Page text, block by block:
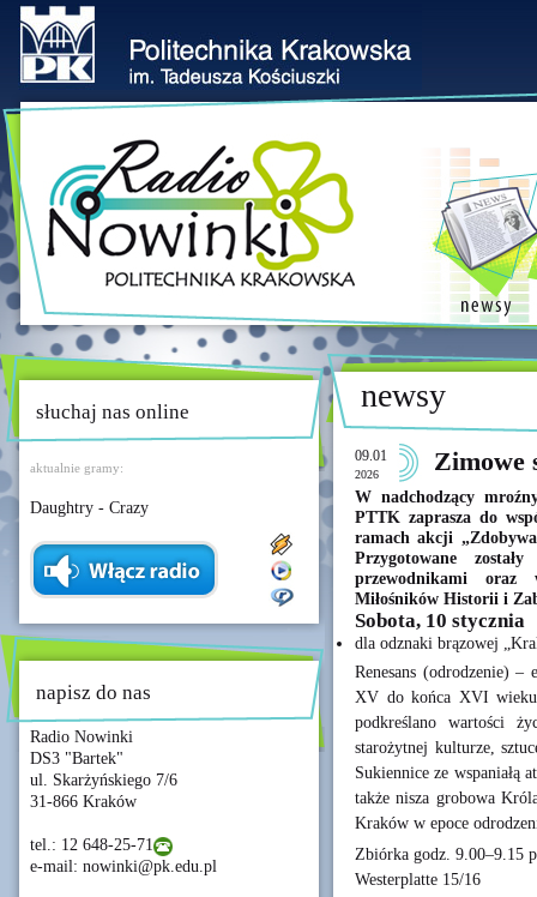
słuchaj nas online
aktualnie gramy:
Daughtry - Crazy
napisz do nas
Radio Nowinki
DS3 "Bartek"
ul. Skarżyńskiego 7/6
31-866 Kraków
tel.: 12 648-25-71
e-mail: nowinki@pk.edu.pl
newsy
09.01
2026 Zimowe
W nadchodzący
PTTK zaprasza do
ramach akcji
Przygotowane
przewodnikami oraz
Miłośników Historii i
Sobota, 10 stycznia
dla odznaki brązowej
Renesans (odrodzenie)
XV do końca XVI wieku.
podkreślano wartości
starożytnej kulturze,
Sukiennice ze wspaniałą
także nisza grobowa
Kraków w epoce
Zbiórka godz. 9.00–9.15
Westerplatte 15/16